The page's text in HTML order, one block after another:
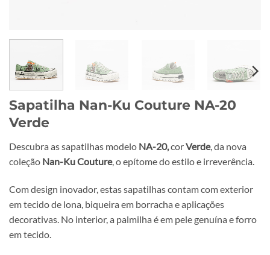
Sapatilha Nan-Ku Couture NA-20
Verde
Descubra as sapatilhas modelo NA-20,corVerde, da nova
coleção Nan-Ku Couture, o epítome do estilo e irreverência.
Com design inovador, estas sapatilhas contam com exterior
em tecido de lona, biqueira em borracha e aplicações
decorativas. No interior, a palmilha é em pele genuína e forro
em tecido.